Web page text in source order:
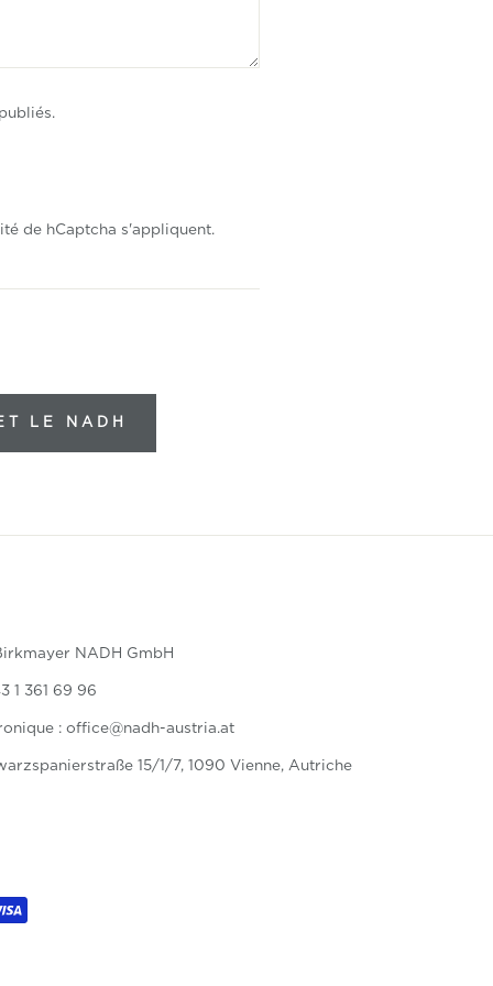
de hCaptcha s'appliquent.
LE NADH
NADH GmbH
1 361 69 96
: office@nadh-austria.at
15/1/7, 1090 Vienne, Autriche